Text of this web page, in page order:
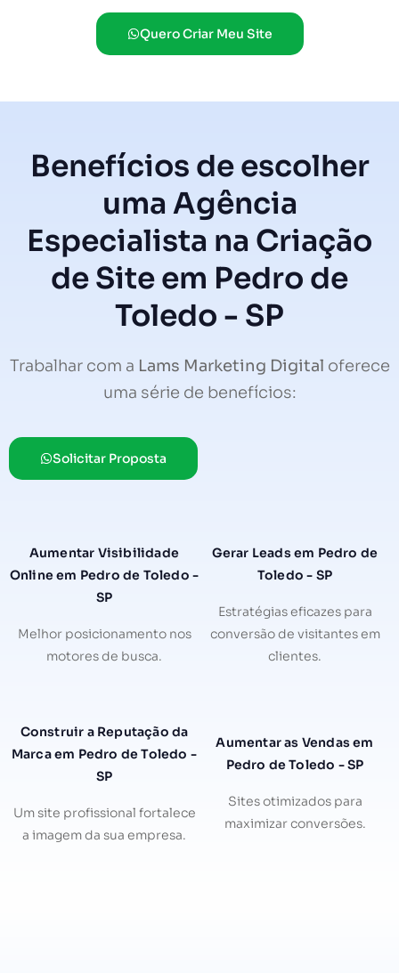
Quero Criar Meu Site
Benefícios de escolher
uma Agência
Especialista na Criação
de Site em Pedro de
Toledo - SP
Trabalhar com a Lams Marketing Digital oferece
uma série de benefícios:
Solicitar Proposta
Aumentar Visibilidade
Online em Pedro de Toledo -
SP
Melhor posicionamento nos
motores de busca.
Gerar Leads em Pedro de
Toledo - SP
Estratégias eficazes para
conversão de visitantes em
clientes.
Construir a Reputação da
Marca em Pedro de Toledo -
SP
Um site profissional fortalece
a imagem da sua empresa.
Aumentar as Vendas em
Pedro de Toledo - SP
Sites otimizados para
maximizar conversões.